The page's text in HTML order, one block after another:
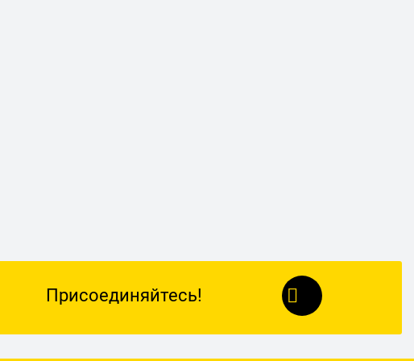
Присоединяйтесь!